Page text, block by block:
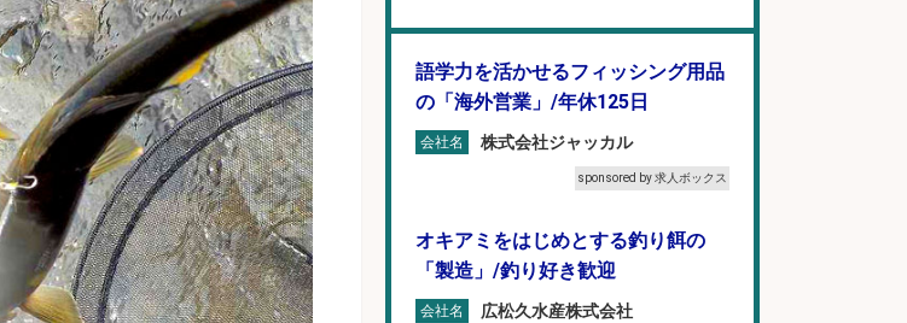
語学力を活かせるフィッシング用品
の「海外営業」/年休125日
会社名 株式会社ジャッカル
sponsored by 求人ボックス
オキアミをはじめとする釣り餌の
「製造」/釣り好き歓迎
会社名 広松久水産株式会社